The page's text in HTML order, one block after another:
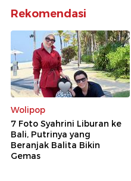
Rekomendasi
Wolipop
7 Foto Syahrini Liburan ke
Bali, Putrinya yang
Beranjak Balita Bikin
Gemas